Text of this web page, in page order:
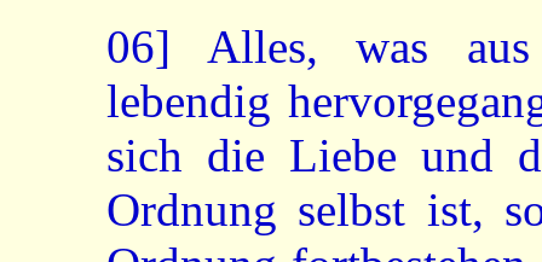
06] Alles, was
lebendig
sich die Liebe und
Ordnung selbst ist,